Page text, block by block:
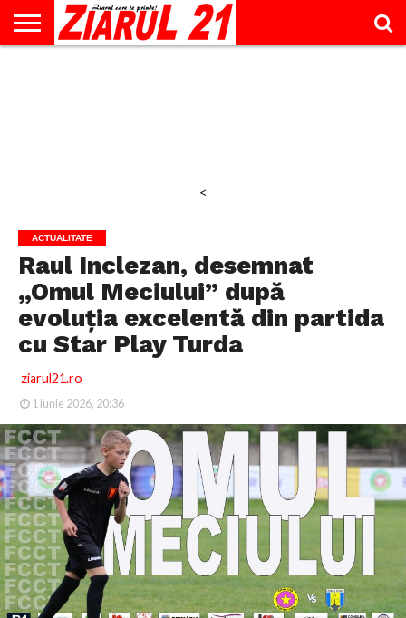
<
ACTUALITATE
Raul Inclezan, desemnat
„Omul Meciului” după
evoluția excelentă din partida
cu Star Play Turda
ziarul21.ro
1 iunie 2026, 20:36